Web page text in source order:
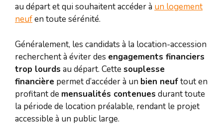
au départ et qui souhaitent accéder à un logement
neufen toute sérénité.
Généralement, les candidats à la location-accession
recherchent à éviter des engagements financiers
trop lourds au départ. Cettesouplesse
financière permet d’accéder à un bien neuftout en
profitant de mensualités contenues durant toute
la période de location préalable, rendant le projet
accessible à un public large.